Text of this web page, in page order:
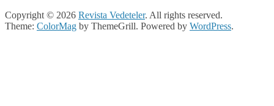
Copyright © 2026 Revista Vedeteler. All rights reserved.
Theme: ColorMag by ThemeGrill. Powered by WordPress.